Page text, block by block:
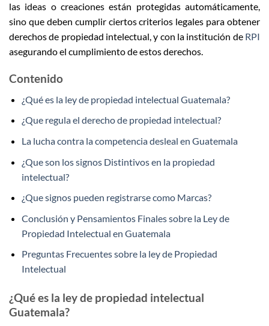
las ideas o creaciones están protegidas automáticamente,
sino que deben cumplir ciertos criterios legales para obtener
derechos de propiedad intelectual, y con la institución de RPI
asegurando el cumplimiento de estos derechos.
Contenido
¿Qué es la ley de propiedad intelectual Guatemala?
¿Que regula el derecho de propiedad intelectual?
La lucha contra la competencia desleal en Guatemala
¿Que son los signos Distintivos en la propiedad
intelectual?
¿Que signos pueden registrarse como Marcas?
Conclusión y Pensamientos Finales sobre la Ley de
Propiedad Intelectual en Guatemala
Preguntas Frecuentes sobre la ley de Propiedad
Intelectual
¿Qué es la ley de propiedad intelectual
Guatemala?